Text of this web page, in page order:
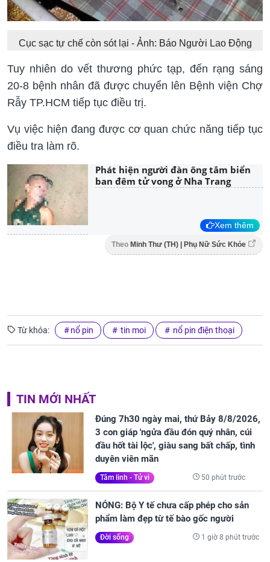
Cục sạc tự chế còn sót lại - Ảnh: Báo Người Lao Động
Tuy nhiên do vết thương phức tạp, đến rạng sáng
20-8 bệnh nhân đã được chuyển lên Bệnh viện Chợ
Rẫy TP.HCM tiếp tục điều trị.
Vụ việc hiện đang được cơ quan chức năng tiếp tục
điều tra làm rõ.
Phát hiện người đàn ông tắm biển
ban đêm tử vong ở Nha Trang
Xem thêm
Theo Minh Thư (TH) | Phụ Nữ Sức Khỏe
Từ khóa: nổ pin tin moi nổ pin điện thoại
TIN MỚI NHẤT
Đúng 7h30 ngày mai, thứ Bảy 8/8/2026,
3 con giáp 'ngửa đầu đón quý nhân, cúi
đầu hốt tài lộc', giàu sang bất chấp, tình
duyên viên mãn
Tâm linh - Tử vi 50 phút trước
NÓNG: Bộ Y tế chưa cấp phép cho sản
phẩm làm đẹp từ tế bào gốc người
Đời sống 1 giờ 8 phút trước